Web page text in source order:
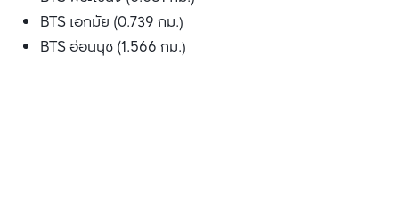
BTS เอกมัย (0.739 กม.)
BTS อ่อนนุช (1.566 กม.)